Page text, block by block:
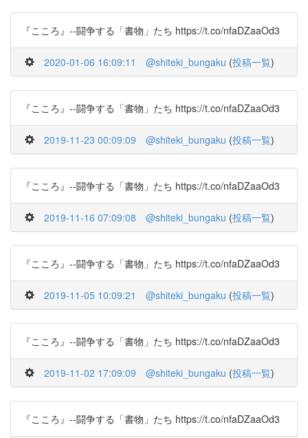
『こころ』--闘争する「書物」たち https://t.co/nfaDZaaOd3
2020-01-06 16:09:11 @shiteki_bungaku (投稿一覧)
『こころ』--闘争する「書物」たち https://t.co/nfaDZaaOd3
2019-11-23 00:09:09 @shiteki_bungaku (投稿一覧)
『こころ』--闘争する「書物」たち https://t.co/nfaDZaaOd3
2019-11-16 07:09:08 @shiteki_bungaku (投稿一覧)
『こころ』--闘争する「書物」たち https://t.co/nfaDZaaOd3
2019-11-05 10:09:21 @shiteki_bungaku (投稿一覧)
『こころ』--闘争する「書物」たち https://t.co/nfaDZaaOd3
2019-11-02 17:09:09 @shiteki_bungaku (投稿一覧)
『こころ』--闘争する「書物」たち https://t.co/nfaDZaaOd3